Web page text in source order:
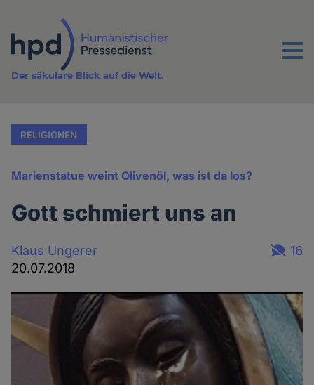
Inhalt
Menu
Der säkulare Blick auf die Welt.
RELIGIONEN
Marienstatue weint Olivenöl, was ist da los?
Gott schmiert uns an
Klaus Ungerer
20.07.2018
16